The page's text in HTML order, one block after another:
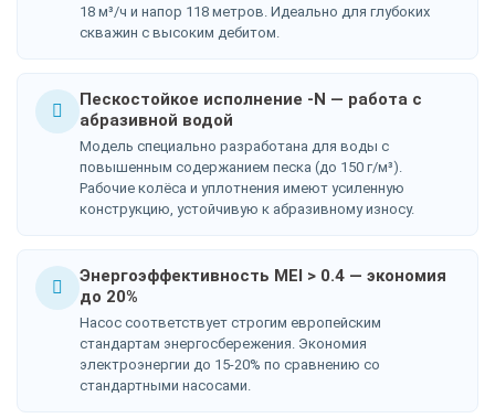
18 м³/ч и напор 118 метров. Идеально для глубоких
скважин с высоким дебитом.
Пескостойкое исполнение -N — работа с
абразивной водой
Модель специально разработана для воды с
повышенным содержанием песка (до 150 г/м³).
Рабочие колёса и уплотнения имеют усиленную
конструкцию, устойчивую к абразивному износу.
Энергоэффективность MEI > 0.4 — экономия
до 20%
Насос соответствует строгим европейским
стандартам энергосбережения. Экономия
электроэнергии до 15-20% по сравнению со
стандартными насосами.